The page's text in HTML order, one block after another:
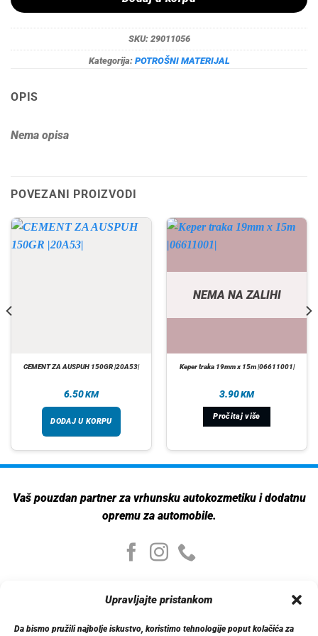
Upravljajte pristankom
Da bismo pružili najbolje iskustvo, koristimo tehnologije poput kolačića za
SKU: 29011056
Kategorija: POTROŠNI MATERIJAL
OPIS
Nema opisa
POVEZANI PROIZVODI
CEMENT ZA AUSPUH 150GR |20A53|
6.50KM
DODAJ U KORPU
NEMA NA ZALIHI
Keper traka 19mm x 15m |06611001|
3.90KM
Pročitaj više
Vaš pouzdan partner za vrhunsku autokozmetiku i dodatnu
opremu za automobile.
Moj nalog
Moj nalog
Moje narudžbe